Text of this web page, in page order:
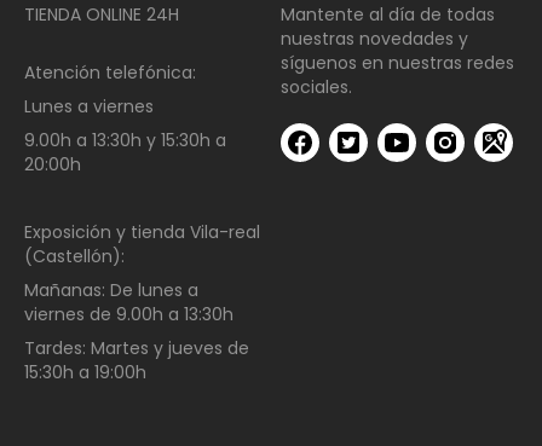
TIENDA ONLINE 24H
Atención telefónica:
Lunes a viernes
9.00h a 13:30h y 15:30h a
20:00h
Exposición y tienda Vila-real
(Castellón):
Mañanas: De lunes a
viernes de 9.00h a 13:30h
Tardes: Martes y jueves de
15:30h a 19:00h
Mantente al día de todas
nuestras novedades y
síguenos en nuestras redes
sociales.